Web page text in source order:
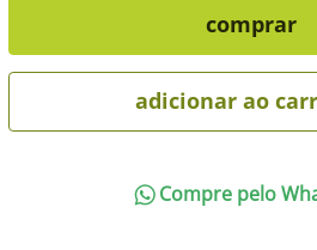
comprar
adicionar ao
Compre pelo